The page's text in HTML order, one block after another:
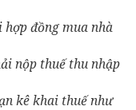
hợp đồng mua nhà
nộp thuế thu nhập
kê khai thuế như